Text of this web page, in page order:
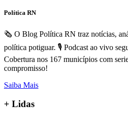
Política RN
🗞️ O Blog Política RN traz notícias,
política potiguar. 🎙️ Podcast ao vivo
Cobertura nos 167 municípios com
compromisso!
Saiba Mais
+ Lidas